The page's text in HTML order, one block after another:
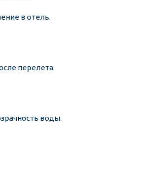
в отель.
перелета.
воды.